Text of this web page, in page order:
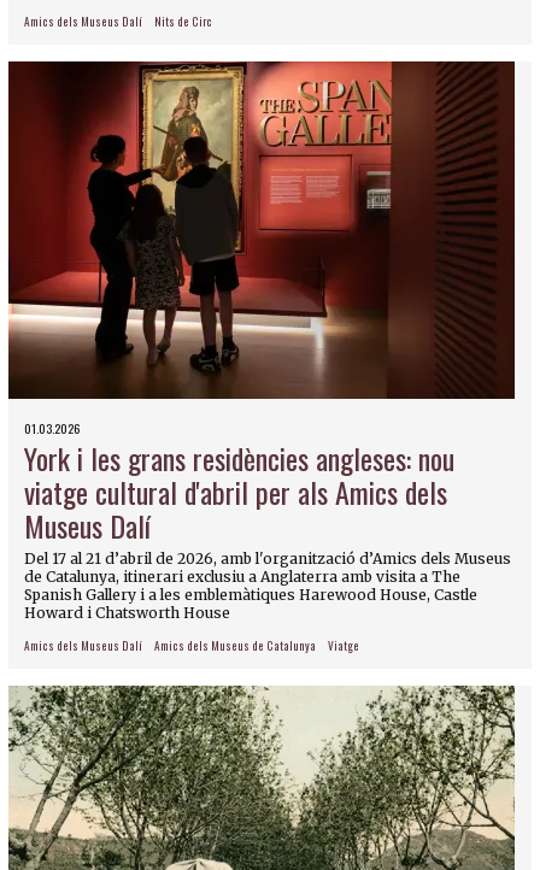
Amics dels Museus Dalí Nits de Circ
01.03.2026
York i les grans residències angleses: nou
viatge cultural d'abril per als Amics dels
Museus Dalí
Del 17 al 21 d’abril de 2026, amb l'organització d’Amics dels Museus
de Catalunya, itinerari exclusiu a Anglaterra amb visita a The
Spanish Gallery i a les emblemàtiques Harewood House, Castle
Howard i Chatsworth House
Amics dels Museus Dalí Amics dels Museus de Catalunya Viatge